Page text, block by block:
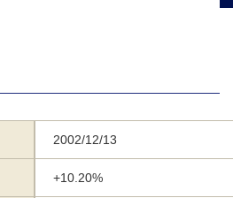
2002/12/13
+10.20%